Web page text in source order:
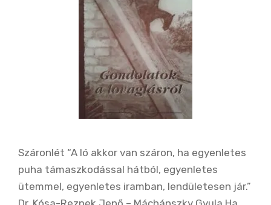
Száronlét “A ló akkor van száron, ha egyenletes
puha támaszkodással hátból, egyenletes
ütemmel, egyenletes iramban, lendületesen jár.”